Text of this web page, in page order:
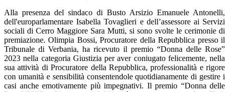
Alla presenza del sindaco di Busto Arsizio Emanuele Antonelli,
dell'europarlamentare Isabella Tovaglieri e dell’assessore ai Servizi
sociali di Cerro Maggiore Sara Mutti, si sono svolte le cerimonie di
premiazione. Olimpia Bossi, Procuratore della Repubblica presso il
Tribunale di Verbania, ha ricevuto il premio “Donna delle Rose”
2023 nella categoria Giustizia per aver coniugato felicemente, nella
sua attività di Procuratore della Repubblica, professionalità e rigore
con umanità e sensibilità consentendole quotidianamente di gestire i
casi anche emotivamente più impegnativi. Il premio “Donna delle